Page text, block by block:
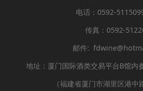
电话：0592-
传真：0592-
邮件:
地址：厦门国际酒类交易平台B馆内
（福建省厦门市湖里区港中